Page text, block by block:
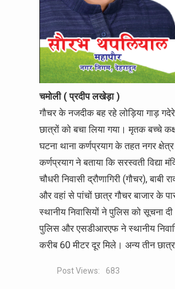
चमोली ( प्रदीप लखेड़ा )
गौचर के नजदीक बह रहे लोड़िया गाड़
छात्रों को बचा लिया गया। मृतक बच्चे
घटना थाना कर्णप्रयाग के तहत नगर
कर्णप्रयाग ने बताया कि सरस्वती विद्या
चौधरी निवासी द्रौणागिरी (गौचर),
और वहां से पांचों छात्र गौचर बाजार के
स्थानीय निवासियों ने पुलिस को सूचना
पुलिस और एसडीआरएफ ने स्थानीय
करीब 60 मीटर दूर मिले। अन्य तीन
Post Views: 683